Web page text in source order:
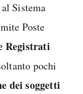
Sistema
Poste
Registrati
pochi
dei soggetti